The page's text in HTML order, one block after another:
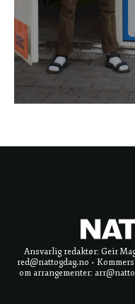
Ansvarlig redaktør: Geir
red@nattogdag.no •
om arrangementer: